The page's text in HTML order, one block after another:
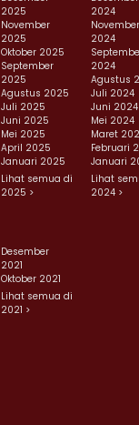
2025
November
2025
Oktober 2025
September
2025
Agustus 2025
Juli 2025
Juni 2025
Mei 2025
April 2025
Januari 2025
Lihat semua di
2025 >
2024
November
2024
2024
Agustus
Juli 2024
Juni 2024
Mei 2024
Maret
Februari
Januari
Lihat
2024 >
Desember
2021
Oktober 2021
Lihat semua di
2021 >